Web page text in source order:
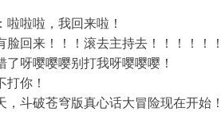
啦啦，我回来啦！
脸回来！！！滚去主持去！！！！！
呀嘤嘤嘤别打我呀嘤嘤嘤！
打你！
，斗破苍穹版真心话大冒险现在开